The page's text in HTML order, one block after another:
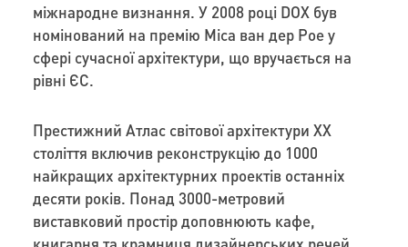
міжнародне визнання. У 2008 році DOX був
номінований на премію Міса ван дер Рое у
сфері сучасної архітектури, що вручається на
рівні ЄС.
Престижний Атлас світової архітектури ХХ
століття включив реконструкцію до 1000
найкращих архітектурних проектів останніх
десяти років. Понад 3000-метровий
виставковий простір доповнюють кафе,
книгарня та крамниця дизайнерських речей.